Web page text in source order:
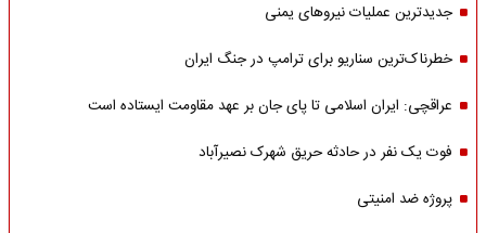
جدیدترین عملیات نیروهای یمنی
خطرناک‌ترین سناریو برای ترامپ در جنگ ایران
عراقچی: ایران اسلامی تا پای جان بر عهد مقاومت ایستاده است
فوت یک نفر در حادثه حریق شهرک نصیرآباد
پروژه ضد امنیتی